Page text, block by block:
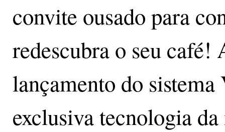
convite ousado para
redescubra o seu café!
lançamento do
exclusiva tecnologia